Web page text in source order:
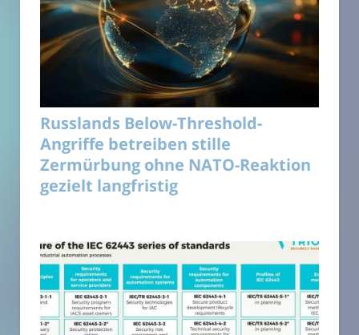
Russlands Below-Threshold-
Angriffe betreiben stille
Zermürbung ohne NATO-Reaktion
gezielt langfristig